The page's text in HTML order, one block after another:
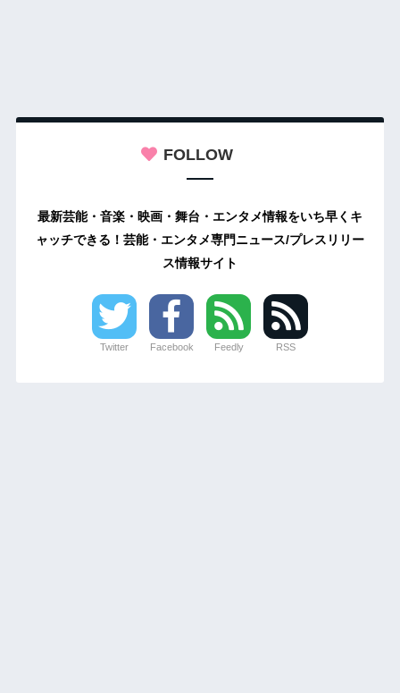
FOLLOW
最新芸能・音楽・映画・舞台・エンタメ情報をいち早くキ
ャッチできる！芸能・エンタメ専門ニュース/プレスリリー
ス情報サイト
Twitter Facebook Feedly RSS